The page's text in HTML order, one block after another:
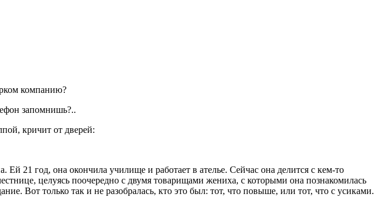
компанию?
запомнишь?..
кричит от дверей:
21 год, она окончила училище и работает в ателье. Сейчас она делится с кем-то
целуясь поочередно с двумя товарищами жениха, с которыми она познакомилась
Вот только так и не разобралась, кто это был: тот, что повыше, или тот, что с усиками.